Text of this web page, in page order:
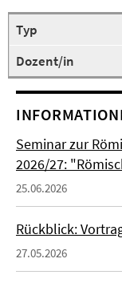
Typ
Dozent/in
Seminar zur
2026/27:
25.06.2026
Rückblick:
27.05.2026